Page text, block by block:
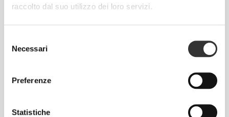
raccolto dal suo utilizzo dei loro servizi.
delNecessari
Preferenze
Statistiche
PROGETTATO CON LA
TECNOLOGIA
REVOKNIT